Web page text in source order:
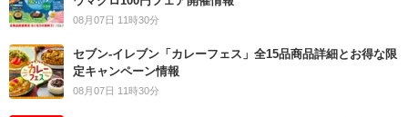
08月07日 11時30分
セブン‐イレブン「カレーフェス」全15品商品詳細とお得な限
定キャンペーン情報
08月07日 11時30分